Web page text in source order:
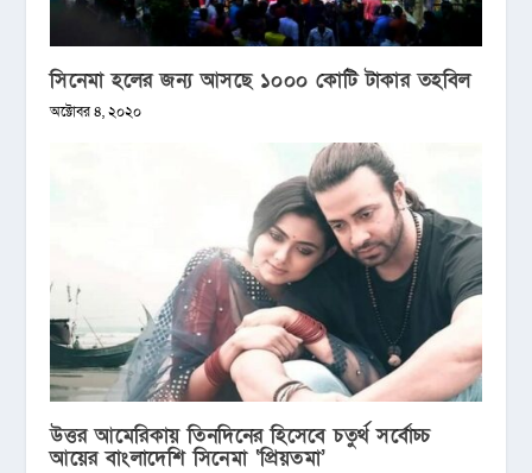
সিনেমা হলের জন্য আসছে ১০০০ কোটি টাকার তহবিল
অক্টোবর ৪, ২০২০
উত্তর আমেরিকায় তিনদিনের হিসেবে চতুর্থ সর্বোচ্চ
আয়ের বাংলাদেশি সিনেমা ‘প্রিয়তমা’